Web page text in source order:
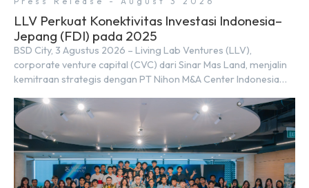
LLV Perkuat Konektivitas Investasi Indonesia–
Jepang (FDI) pada 2025
BSD City, 3 Agustus 2026 – Living Lab Ventures (LLV),
corporate venture capital (CVC) dari Sinar Mas Land, menjalin
kemitraan strategis dengan PT Nihon M&A Center Indonesia
tersebut ditandai dengan penandatanganan Memorandum of
Understanding (MoU) oleh Bayu Seto (Partner at Living Lab
Ventures) dan Kosuke Kawata […]